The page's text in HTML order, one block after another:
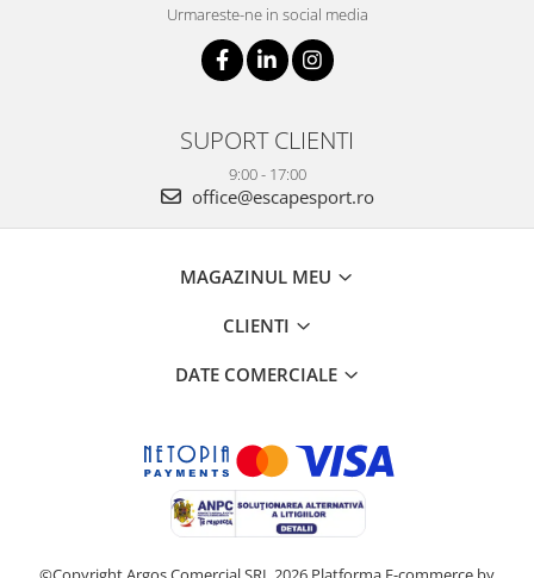
Urmareste-ne in social media
SUPORT CLIENTI
9:00 - 17:00
office@escapesport.ro
MAGAZINUL MEU
CLIENTI
DATE COMERCIALE